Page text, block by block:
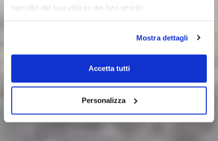
raccolto dal suo utilizzo dei loro servizi.
Mostra dettagli
Accetta tutti
Personalizza